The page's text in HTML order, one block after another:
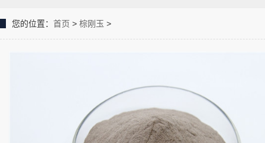
您的位置： 首页 > 棕刚玉 >